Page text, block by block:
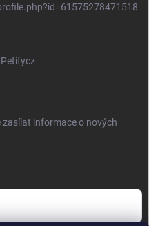
zasílat informace o nových